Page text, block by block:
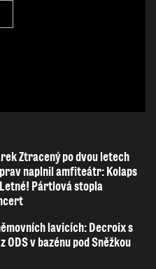
Ztracený po dvou letech
naplnil amfiteátr: Kolaps
Pártlová stopla
lavicích: Decroix s
ODS v bazénu pod Sněžkou